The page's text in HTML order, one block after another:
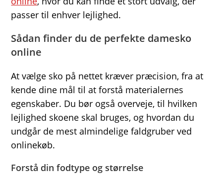
passer til enhver lejlighed.
Sådan finder du de perfekte damesko
online
At vælge sko på nettet kræver præcision, fra at
kende dine mål til at forstå materialernes
egenskaber. Du bør også overveje, til hvilken
lejlighed skoene skal bruges, og hvordan du
undgår de mest almindelige faldgruber ved
onlinekøb.
Forstå din fodtype og størrelse